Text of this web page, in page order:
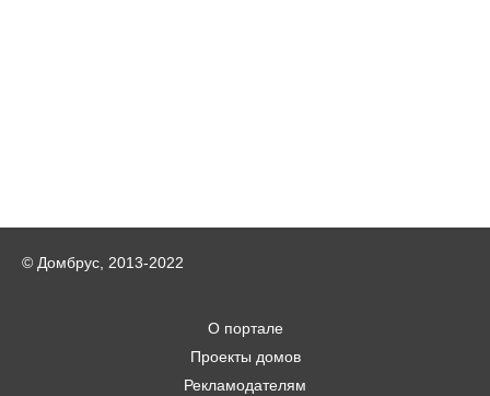
© Домбрус, 2013-2022
О портале
Проекты домов
Рекламодателям